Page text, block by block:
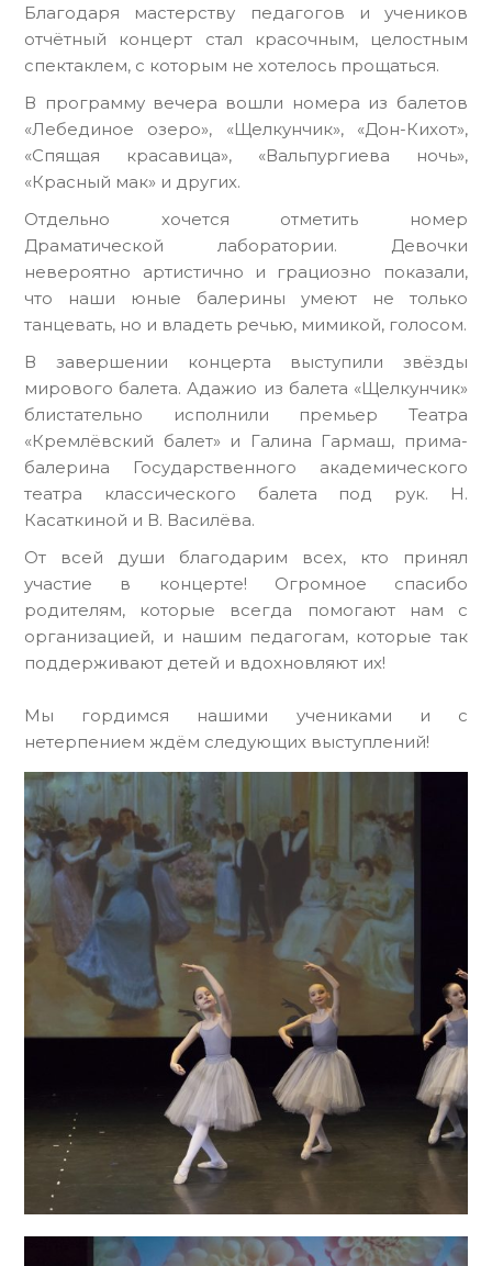
Благодаря мастерству педагогов и учеников
отчётный концерт стал красочным, целостным
спектаклем, с которым не хотелось прощаться.
В программу вечера вошли номера из балетов
«Лебединое озеро», «Щелкунчик», «Дон-Кихот»,
«Спящая красавица», «Вальпургиева ночь»,
«Красный мак» и других.
Отдельно хочется отметить номер
Драматической лаборатории. Девочки
невероятно артистично и грациозно показали,
что наши юные балерины умеют не только
танцевать, но и владеть речью, мимикой, голосом.
В завершении концерта выступили звёзды
мирового балета. Адажио из балета «Щелкунчик»
блистательно исполнили премьер Театра
«Кремлёвский балет» и Галина Гармаш, прима-
балерина Государственного академического
театра классического балета под рук. Н.
Касаткиной и В. Василёва.
От всей души благодарим всех, кто принял
участие в концерте! Огромное спасибо
родителям, которые всегда помогают нам с
организацией, и нашим педагогам, которые так
поддерживают детей и вдохновляют их!
Мы гордимся нашими учениками и с
нетерпением ждём следующих выступлений!